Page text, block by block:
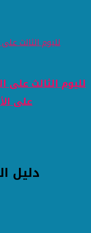
لليوم الثالث على
على
دليل